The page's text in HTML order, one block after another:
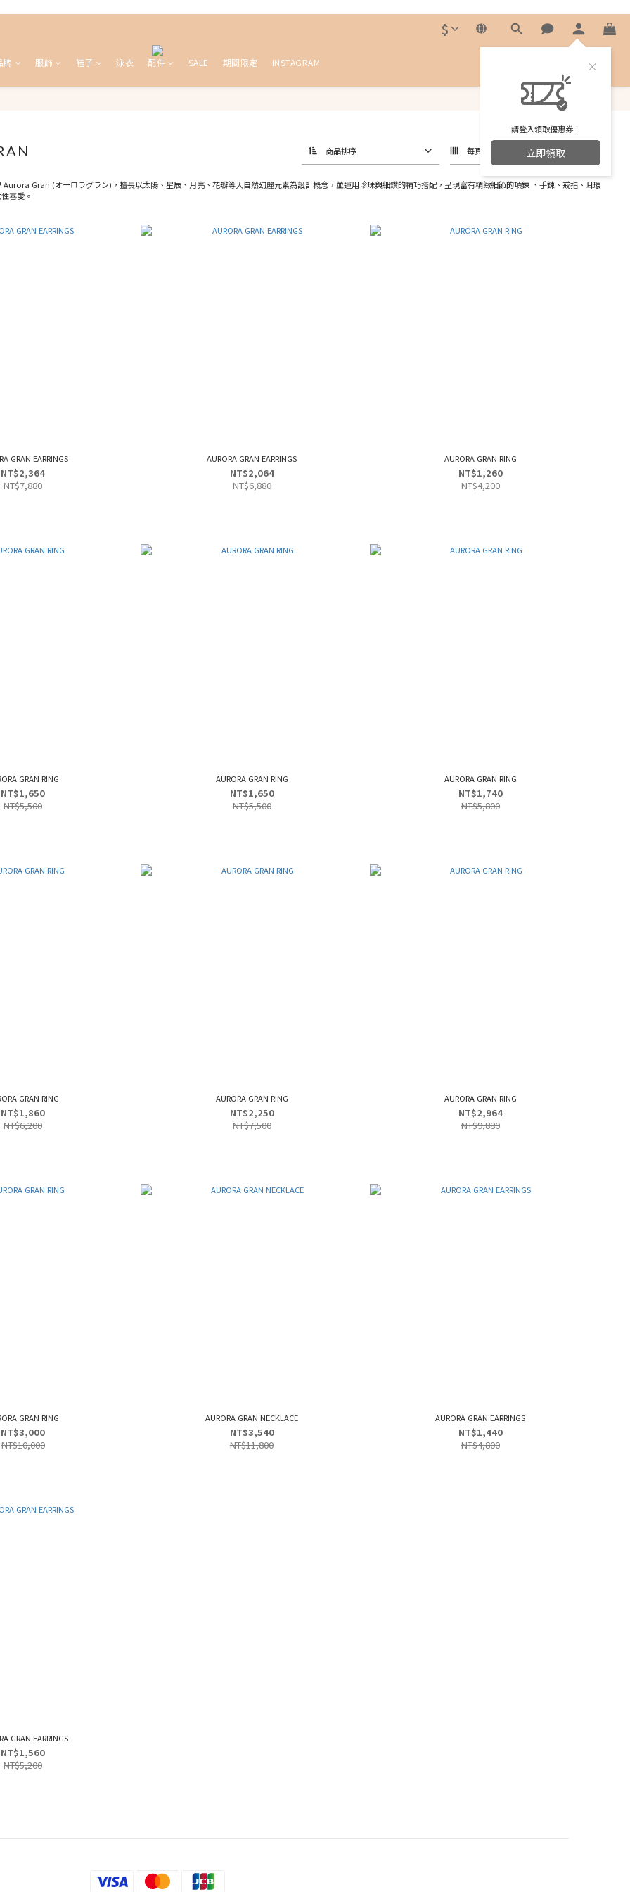
$
請登入領取優惠券！
立即領取
牌 服飾 鞋子 泳衣 配件 SALE 期間限定 INSTAGRAM
商品排序 每頁顯示 24 個
Aurora Gran (オーロラグラン)，擅長以太陽、星辰、月亮、花瓣等大自然幻麗元素為設計概念，並運用珍珠與細鑽的精巧搭配，呈現富有精緻細節的項鍊 、手鍊、戒指、耳環
喜愛。
GRAN EARRINGS
NT$2,364
NT$7,880
AURORA GRAN EARRINGS
NT$2,064
NT$6,880
AURORA GRAN RING
NT$1,260
NT$4,200
GRAN RING
NT$1,650
NT$5,500
AURORA GRAN RING
NT$1,650
NT$5,500
AURORA GRAN RING
NT$1,740
NT$5,800
GRAN RING
NT$1,860
NT$6,200
AURORA GRAN RING
NT$2,250
NT$7,500
AURORA GRAN RING
NT$2,964
NT$9,880
GRAN RING
NT$3,000
NT$10,000
AURORA GRAN NECKLACE
NT$3,540
NT$11,800
AURORA GRAN EARRINGS
NT$1,440
NT$4,800
GRAN EARRINGS
NT$1,560
NT$5,200